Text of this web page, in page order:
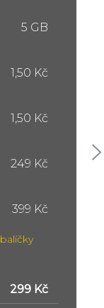
5 GB
1,50 Kč
1,50 Kč
249 Kč
399 Kč
299 Kč